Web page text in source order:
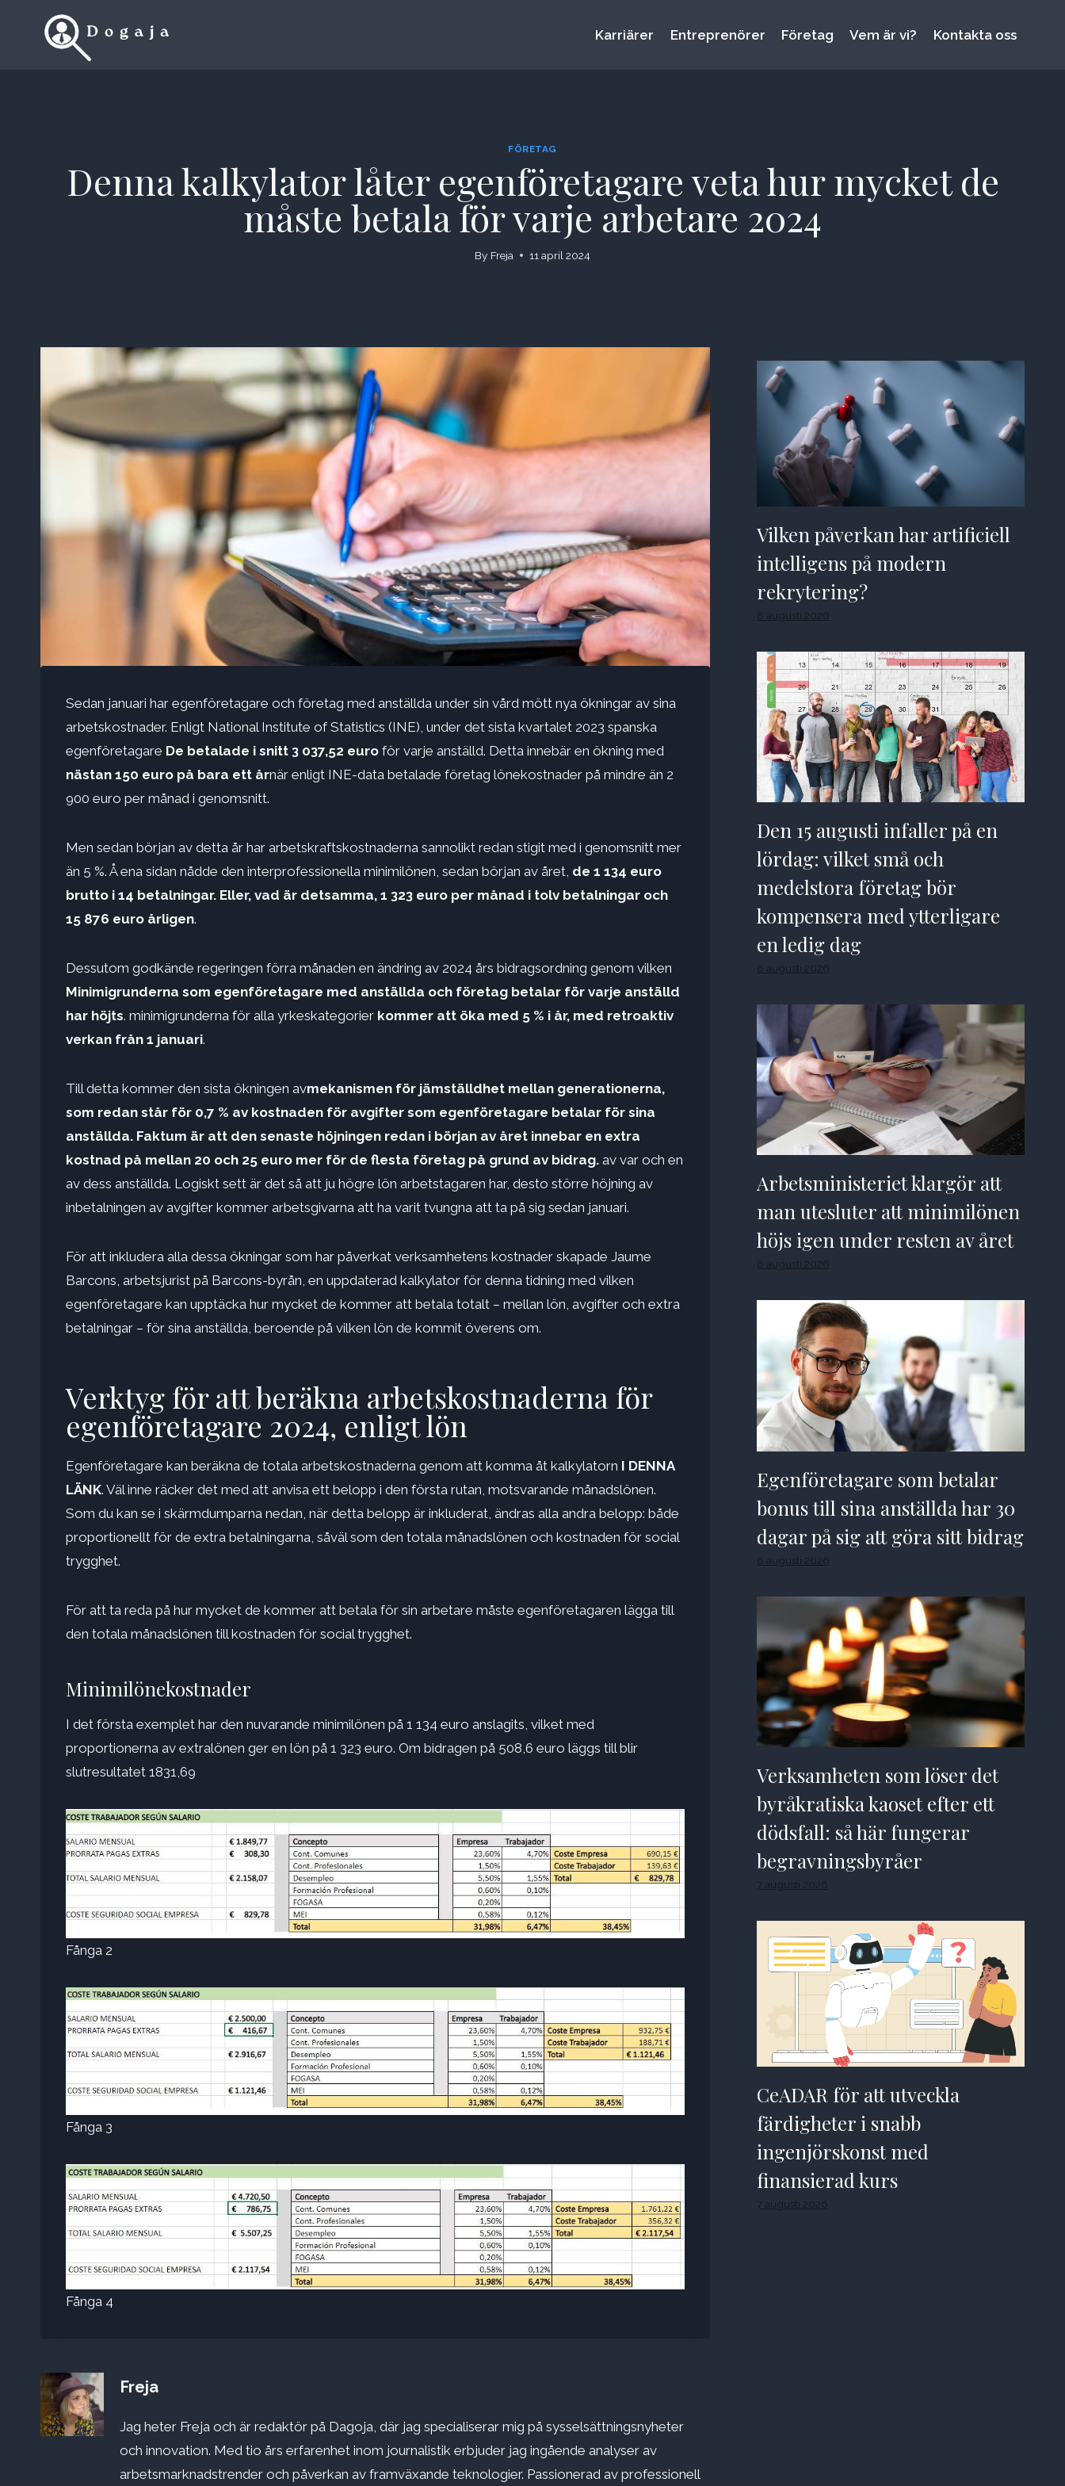
Karriärer Entreprenörer Företag Vem är vi? Kontakta oss
FÖRETAG
Denna kalkylator låter egenföretagare veta hur mycket de
måste betala för varje arbetare 2024
By Freja 11 april 2024
Sedan januari har egenföretagare och företag med anställda under sin vård mött nya ökningar av sina
arbetskostnader. Enligt National Institute of Statistics (INE), under det sista kvartalet 2023 spanska
egenföretagare De betalade i snitt 3 037,52 euro för varje anställd. Detta innebär en ökning med
nästan 150 euro på bara ett årnär enligt INE-data betalade företag lönekostnader på mindre än 2
900 euro per månad i genomsnitt.
Men sedan början av detta år har arbetskraftskostnaderna sannolikt redan stigit med i genomsnitt mer
än 5 %. Å ena sidan nådde den interprofessionella minimilönen, sedan början av året, de 1 134 euro
brutto i 14 betalningar. Eller, vad är detsamma, 1 323 euro per månad i tolv betalningar och
15 876 ​​euro årligen.
Dessutom godkände regeringen förra månaden en ändring av 2024 års bidragsordning genom vilken
Minimigrunderna som egenföretagare med anställda och företag betalar för varje anställd
har höjts. minimigrunderna för alla yrkeskategorier kommer att öka med 5 % i år, med retroaktiv
verkan från 1 januari.
Till detta kommer den sista ökningen avmekanismen för jämställdhet mellan generationerna,
som redan står för 0,7 % av kostnaden för avgifter som egenföretagare betalar för sina
anställda. Faktum är att den senaste höjningen redan i början av året innebar en extra
kostnad på mellan 20 och 25 euro mer för de flesta företag på grund av bidrag. av var och en
av dess anställda. Logiskt sett är det så att ju högre lön arbetstagaren har, desto större höjning av
inbetalningen av avgifter kommer arbetsgivarna att ha varit tvungna att ta på sig sedan januari.
För att inkludera alla dessa ökningar som har påverkat verksamhetens kostnader skapade Jaume
Barcons, arbetsjurist på Barcons-byrån, en uppdaterad kalkylator för denna tidning med vilken
egenföretagare kan upptäcka hur mycket de kommer att betala totalt – mellan lön, avgifter och extra
betalningar – för sina anställda, beroende på vilken lön de kommit överens om.
Verktyg för att beräkna arbetskostnaderna för
egenföretagare 2024, enligt lön
Egenföretagare kan beräkna de totala arbetskostnaderna genom att komma åt kalkylatorn I DENNA
LÄNK. Väl inne räcker det med att anvisa ett belopp i den första rutan, motsvarande månadslönen.
Som du kan se i skärmdumparna nedan, när detta belopp är inkluderat, ändras alla andra belopp: både
proportionellt för de extra betalningarna, såväl som den totala månadslönen och kostnaden för social
trygghet.
För att ta reda på hur mycket de kommer att betala för sin arbetare måste egenföretagaren lägga till
den totala månadslönen till kostnaden för social trygghet.
Minimilönekostnader
I det första exemplet har den nuvarande minimilönen på 1 134 euro anslagits, vilket med
proportionerna av extralönen ger en lön på 1 323 euro. Om bidragen på 508,6 euro läggs till blir
slutresultatet 1831,69
Fånga 2
Fånga 3
Fånga 4
Freja
Jag heter Freja och är redaktör på Dagoja, där jag specialiserar mig på sysselsättningsnyheter
och innovation. Med tio års erfarenhet inom journalistik erbjuder jag ingående analyser av
arbetsmarknadstrender och påverkan av framväxande teknologier. Passionerad av professionell
Vilken påverkan har artificiell
intelligens på modern
rekrytering?
8 augusti 2026
Den 15 augusti infaller på en
lördag: vilket små och
medelstora företag bör
kompensera med ytterligare
en ledig dag
8 augusti 2026
Arbetsministeriet klargör att
man utesluter att minimilönen
höjs igen under resten av året
8 augusti 2026
Egenföretagare som betalar
bonus till sina anställda har 30
dagar på sig att göra sitt bidrag
8 augusti 2026
Verksamheten som löser det
byråkratiska kaoset efter ett
dödsfall: så här fungerar
begravningsbyråer
7 augusti 2026
CeADAR för att utveckla
färdigheter i snabb
ingenjörskonst med
finansierad kurs
7 augusti 2026